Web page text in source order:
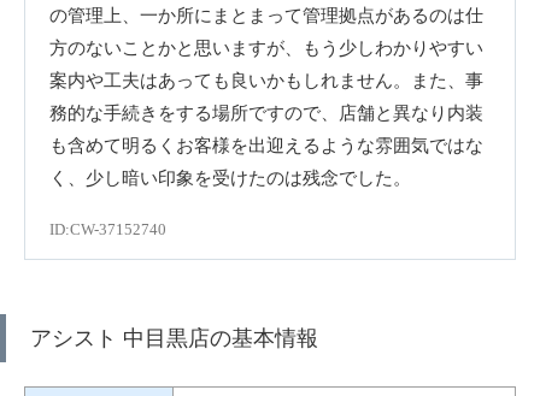
の管理上、一か所にまとまって管理拠点があるのは仕
方のないことかと思いますが、もう少しわかりやすい
案内や工夫はあっても良いかもしれません。また、事
務的な手続きをする場所ですので、店舗と異なり内装
も含めて明るくお客様を出迎えるような雰囲気ではな
く、少し暗い印象を受けたのは残念でした。
ID:CW-37152740
アシスト 中目黒店の基本情報